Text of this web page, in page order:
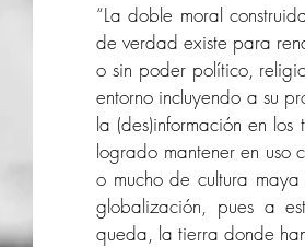
“La doble moral
de verdad existe para
o sin poder político,
entorno incluyendo a su
la (des)información en
logrado mantener en uso
o mucho de cultura
globalización, pues a
queda, la tierra donde